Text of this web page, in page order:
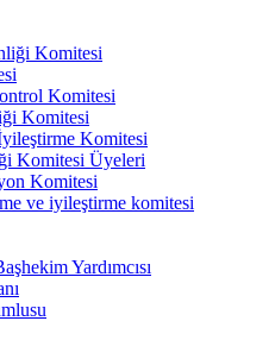
Komitesi
Komitesi
Komitesi
Komitesi
Komitesi Üyeleri
Komitesi
ve iyileştirme komitesi
Yardımcısı